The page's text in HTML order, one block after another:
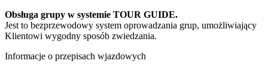
Obsługa grupy w systemie TOUR GUIDE.
Jest to bezprzewodowy system oprowadzania grup, umożliwiający
Klientowi wygodny sposób zwiedzania.
Informacje o przepisach wjazdowych